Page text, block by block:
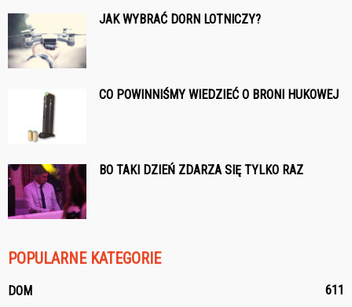
JAK WYBRAĆ DORN LOTNICZY?
CO POWINNIŚMY WIEDZIEĆ O BRONI HUKOWEJ
BO TAKI DZIEŃ ZDARZA SIĘ TYLKO RAZ
POPULARNE KATEGORIE
DOM 611